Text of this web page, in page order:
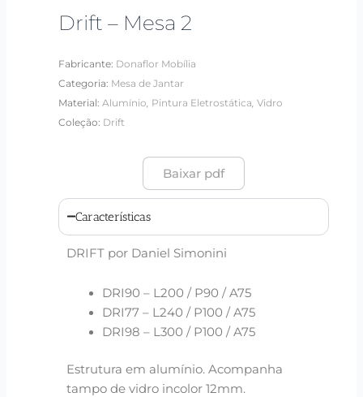
Drift – Mesa 2
Fabricante: Donaflor Mobília
Categoria: Mesa de Jantar
Material:Alumínio Pintura Eletrostática Vidro
Coleção: Drift
Baixar pdf
Características
DRIFT por Daniel Simonini
DRI90 – L200 / P90 / A75
DRI77 – L240 / P100 / A75
DRI98 – L300 / P100 / A75
Estrutura em alumínio. Acompanha
tampo de vidro incolor 12mm.